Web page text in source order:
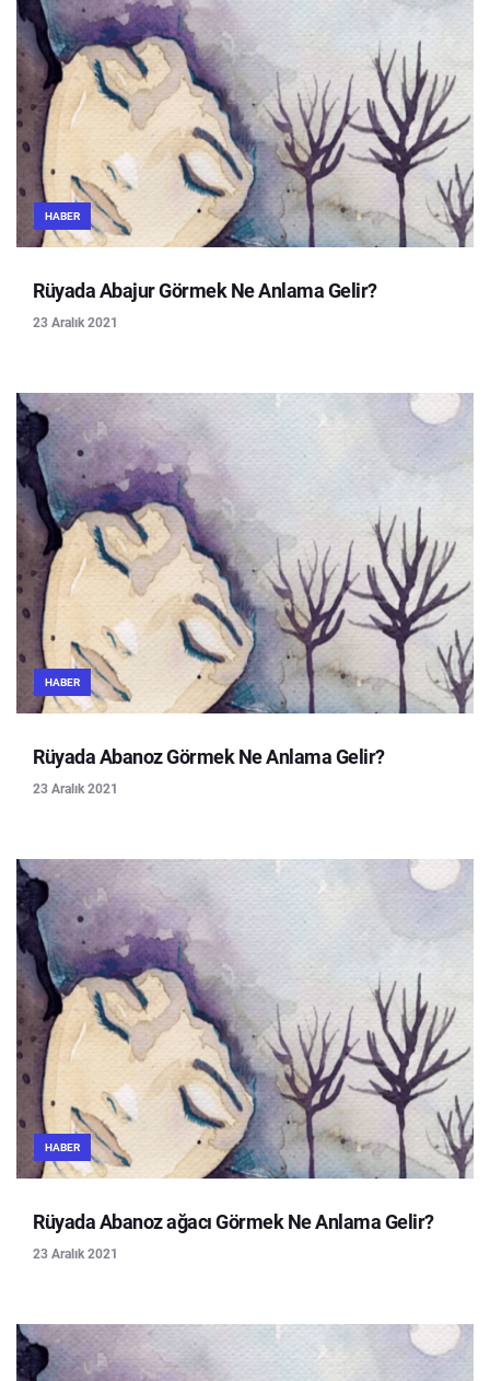
HABER
Rüyada Abajur Görmek Ne Anlama Gelir?
23 Aralık 2021
HABER
Rüyada Abanoz Görmek Ne Anlama Gelir?
23 Aralık 2021
HABER
Rüyada Abanoz ağacı Görmek Ne Anlama Gelir?
23 Aralık 2021